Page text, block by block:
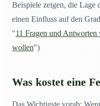
Beispiele zeigen, die Lage
einen Einfluss auf den
"11 Fragen und Antworten
wollen")
Was kostet eine